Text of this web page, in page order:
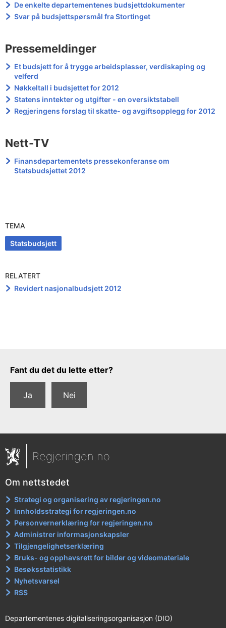
De enkelte departementenes budsjettdokumenter
Svar på budsjettspørsmål fra Stortinget
Pressemeldinger
Et budsjett for å trygge arbeidsplasser, verdiskaping og
velferd
Nøkkeltall i budsjettet for 2012
Statens inntekter og utgifter - en oversiktstabell
Regjeringens forslag til skatte- og avgiftsopplegg for 2012
Nett-TV
Finansdepartementets pressekonferanse om
Statsbudsjettet 2012
TEMA
Statsbudsjett
RELATERT
Revidert nasjonalbudsjett 2012
Tilbakemeldingsskjema
Fant du det du lette etter?
Ja Nei
Regjeringen.no
Om nettstedet
Strategi og organisering av regjeringen.no
Innholdsstrategi for regjeringen.no
Personvernerklæring for regjeringen.no
Administrer informasjonskapsler
Tilgjengelighetserklæring
Bruks- og opphavsrett for bilder og videomateriale
Besøksstatistikk
Nyhetsvarsel
RSS
Departementenes digitaliseringsorganisasjon (DIO)